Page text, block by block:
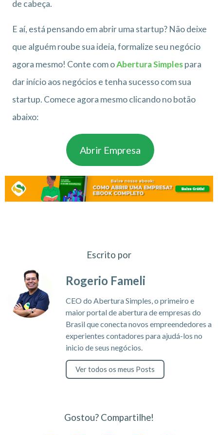
de cabeça.
E aí, está pensando em abrir uma startup? Não deixe
que alguém roube sua ideia, formalize seu negócio
agora mesmo! Conte com oAbertura Simplespara
dar início aos negócios e tenha sucesso com sua
startup. Comece agora mesmo clicando no botão
abaixo:
Abrir Empresa
Escrito por
Rogerio Fameli
CEO do Abertura Simples, o primeiro e
maior portal de abertura de empresas do
Brasil que conecta novos empreendedores a
experientes contadores para ajudá-los no
inicio de seus negócios.
Ver todos os meus Posts
Gostou? Compartilhe!